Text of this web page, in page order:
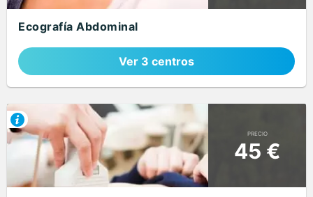
Ecografía Abdominal
Ver 3 centros
PRECIO
45 €